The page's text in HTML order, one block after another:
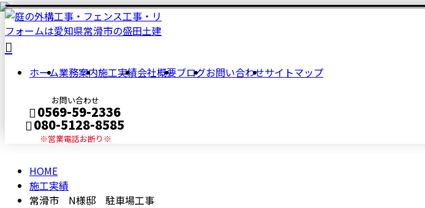
ホーム業務案内施工実績会社概要ブログお問い合わせサイトマップ
お問い合わせ
0569-59-2336
080-5128-8585
※営業電話お断り※
メールフォーム
施
実
績 HOME
施工実績
常滑市 N様邸 駐車場工事